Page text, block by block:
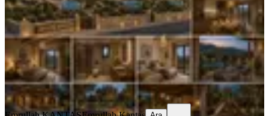
20.05.2026
7.500.000 ₺
Emrullah KANTAŞEmrullah Kantaş
Ara